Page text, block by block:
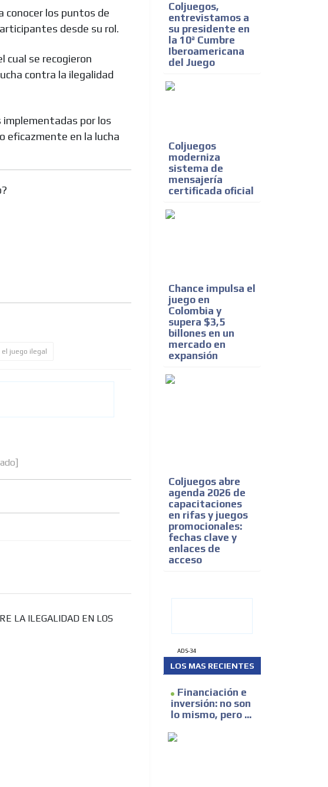
conocer los puntos de
desde su rol.
cual se recogieron
contra la ilegalidad
implementadas por los
eficazmente en la lucha
juego ilegal
LA ILEGALIDAD EN LOS
Coljuegos,
entrevistamos a
su presidente en
la 10ª Cumbre
Iberoamericana
del Juego
Coljuegos
moderniza
sistema de
mensajería
certificada oficial
Chance impulsa el
juego en
Colombia y
supera $3,5
billones en un
mercado en
expansión
Coljuegos abre
agenda 2026 de
capacitaciones
en rifas y juegos
promocionales:
fechas clave y
enlaces de
acceso
ADS-34
LOS MAS RECIENTES
Financiación e
inversión: no son
lo mismo, pero ...